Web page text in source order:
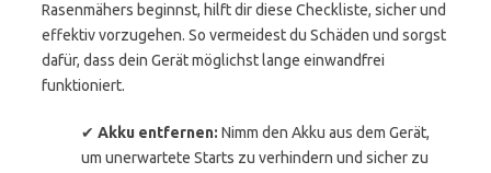
Rasenmähers beginnst, hilft dir diese Checkliste, sicher und
effektiv vorzugehen. So vermeidest du Schäden und sorgst
dafür, dass dein Gerät möglichst lange einwandfrei
funktioniert.
✔ Akku entfernen: Nimm den Akku aus dem Gerät,
um unerwartete Starts zu verhindern und sicher zu